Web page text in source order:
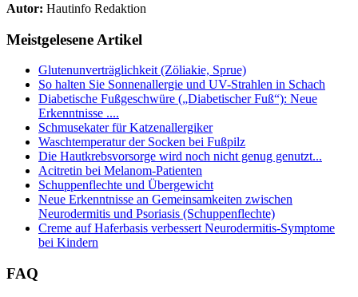
Autor: Hautinfo Redaktion
Meistgelesene Artikel
Glutenunverträglichkeit (Zöliakie, Sprue)
So halten Sie Sonnenallergie und UV-Strahlen in Schach
Diabetische Fußgeschwüre („Diabetischer Fuß“): Neue
Erkenntnisse ....
Schmusekater für Katzenallergiker
Waschtemperatur der Socken bei Fußpilz
Die Hautkrebsvorsorge wird noch nicht genug genutzt...
Acitretin bei Melanom-Patienten
Schuppenflechte und Übergewicht
Neue Erkenntnisse an Gemeinsamkeiten zwischen
Neurodermitis und Psoriasis (Schuppenflechte)
Creme auf Haferbasis verbessert Neurodermitis-Symptome
bei Kindern
FAQ